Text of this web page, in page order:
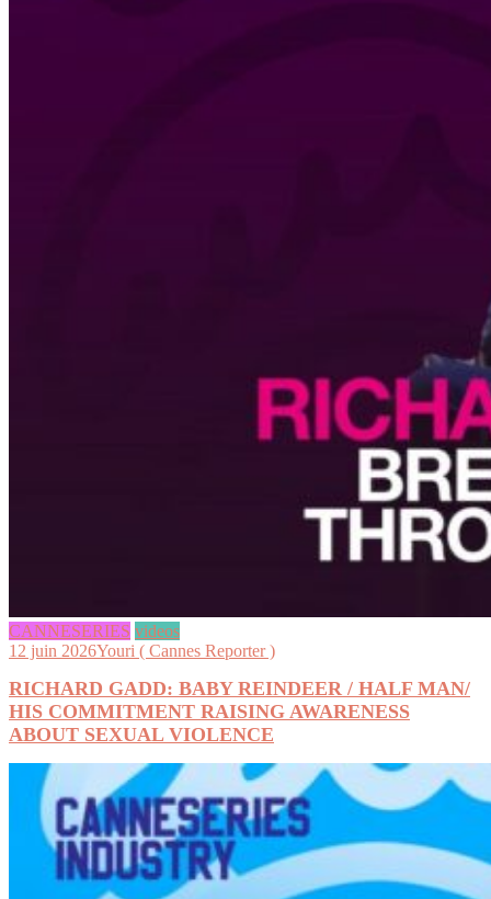
CANNESERIES videos
12 juin 2026Youri ( Cannes Reporter )
RICHARD GADD: BABY REINDEER / HALF MAN/
HIS COMMITMENT RAISING AWARENESS
ABOUT SEXUAL VIOLENCE